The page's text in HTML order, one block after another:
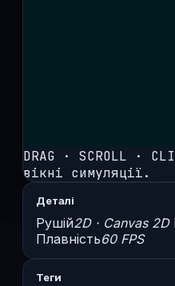
DRAG · SCROLL ·
вікні симуляції.
Деталі
Рушій2D · Canvas 2D
Плавність60 FPS
Теги